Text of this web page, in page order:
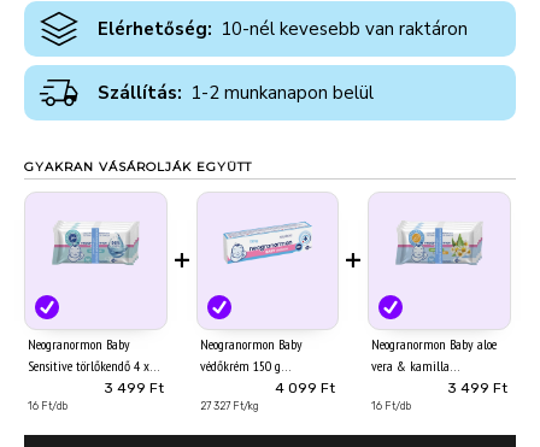
Elérhetőség: 10-nél kevesebb van raktáron
Szállítás: 1-2 munkanapon belül
GYAKRAN VÁSÁROLJÁK EGYÜTT
Neogranormon Baby
Sensitive törlőkendő 4 x
3 499 Ft
16 Ft/db
+
Neogranormon Baby
védőkrém 150 g
4 099 Ft
27 327 Ft/kg
+
Neogranormon Baby aloe
vera & kamilla
törlőkendő 4 x 55 db3 499 Ft
16 Ft/db